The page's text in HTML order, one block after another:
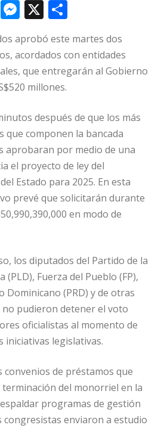
W
h
M
ss
e
n
e
r
X
m
p
ar
r
aprobó este martes dos
acordados con entidades
que entregarán al Gobierno
millones.
después de que los más
que componen la bancada
aprobaran por medio de una
el proyecto de ley del
Estado para 2025. En esta
prevé que solicitarán durante
en modo de
los diputados del Partido de la
Fuerza del Pueblo (FP),
Dominicano (PRD) y de otras
pudieron detener el voto
oficialistas al momento de
legislativas.
de préstamos que
del monorriel en la
programas de gestión
congresistas enviaron a estudio